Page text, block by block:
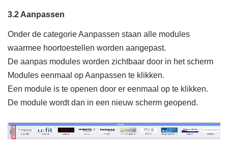
3.2 Aanpassen
Onder de categorie Aanpassen staan alle modules
waarmee hoortoestellen worden aangepast.
De aanpas modules worden zichtbaar door in het scherm
Modules eenmaal op Aanpassen te klikken.
Een module is te openen door er eenmaal op te klikken.
De module wordt dan in een nieuw scherm geopend.